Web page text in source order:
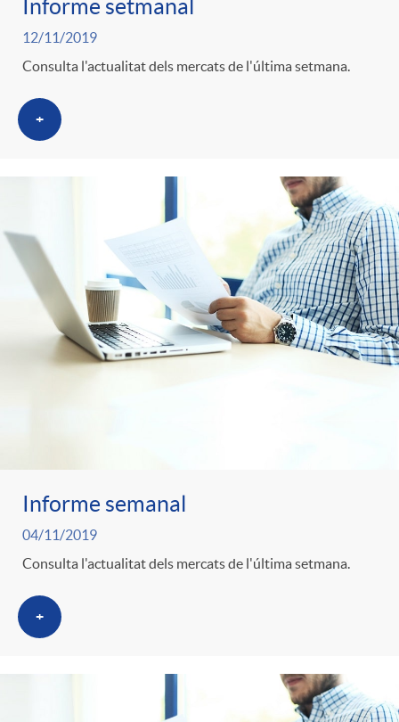
Informe setmanal
12/11/2019
Consulta l'actualitat dels mercats de l'última setmana.
+
Informe semanal
04/11/2019
Consulta l'actualitat dels mercats de l'última setmana.
+